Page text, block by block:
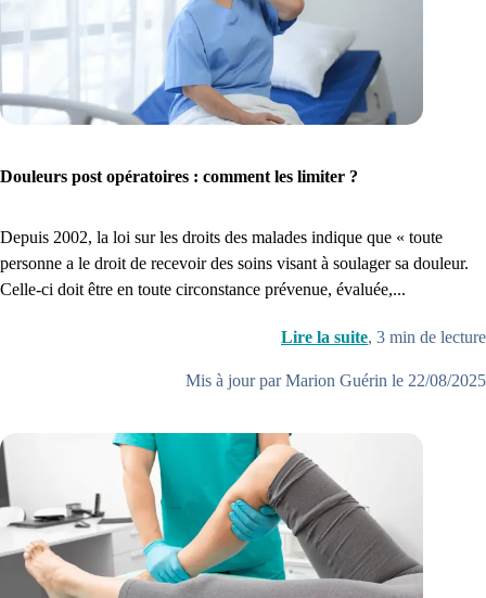
Douleurs post opératoires : comment les limiter ?
Depuis 2002, la loi sur les droits des malades indique que « toute
personne a le droit de recevoir des soins visant à soulager sa douleur.
Celle-ci doit être en toute circonstance prévenue, évaluée,...
Lire la suite, 3 min de lecture
Mis à jour par Marion Guérin le 22/08/2025